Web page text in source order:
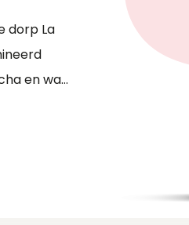
dorp La
en wat